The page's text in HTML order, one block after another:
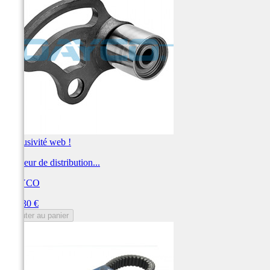
Exclusivité web !
Tendeur de distribution...
DAYCO
133,30 €
Ajouter au panier